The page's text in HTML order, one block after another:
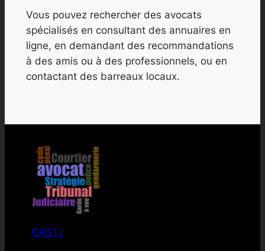
Vous pouvez rechercher des avocats
spécialisés en consultant des annuaires en
ligne, en demandant des recommandations
à des amis ou à des professionnels, ou en
contactant des barreaux locaux.
CASTJ